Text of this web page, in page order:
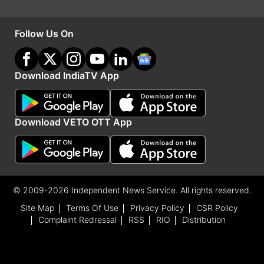
रेंज पर लॉन्च कर सकती है लेकिन कंपनी ने अपने इस
स्मार्टफोन कई ऐसे फीचर्स को नहीं दिए हैं जिससे यूजर्स निराश
हो सकते हैं। इतने रुपये देने के बावजूद इस स्मार्टफोन में इन-
डिस्प्ले फिंगर प्रिंट नहीं दिया गया है।
Advertisement
Follow Us On
Download IndiaTV App
Download VETO OTT App
© 2009-2026 Independent News Service. All rights reserved.
Site Map
Terms Of Use Privacy Policy
CSR Policy
Complaint Redressal
RSS RIO Distribution